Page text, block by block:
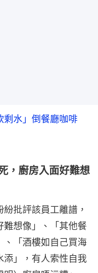
剩水」倒餐廳咖啡
，廚房入面好難想
批評該員工離譜，
難想像」、「其他餐
、「酒樓如自己買海
添」，有人索性自我